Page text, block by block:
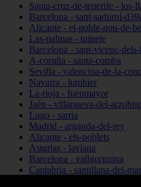
Santa-cruz-de-tenerife - los-
Barcelona - sant-sadurní-
Alicante - el-poble-nou-de-
Las-palmas - tuineje
Barcelona - sant-vicenç-
A-coruña - santa-comba
Sevilla - valencina-de-la-
Navarra - lumbier
La-rioja - fuenmayor
Jaén - villanueva-del-
Lugo - sarria
Madrid - arganda-del-rey
Alicante - els-poblets
Asturias - laviana
Barcelona - vallgorguina
Cantabria - santillana-del-mar